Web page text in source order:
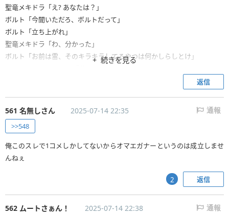
聖竜メキドラ「え? あなたは？」
ボルト「今聞いただろ、ボルトだって」
ボルト「立ち上がれ」
聖竜メキドラ「わ、分かった」
ボルト「お前は雷、そのキラキラしてるやつは何かしらしとけ」
続きを見る
返信
561 名無しさん 2025-07-14 22:35 通報
>>548
俺このスレで1コメしかしてないからオマエガナーというのは成立しませ
んねぇ
返信
2
562 ムートさぁん！ 2025-07-14 22:38 通報